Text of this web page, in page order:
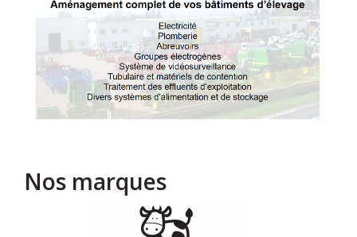
Nos marques